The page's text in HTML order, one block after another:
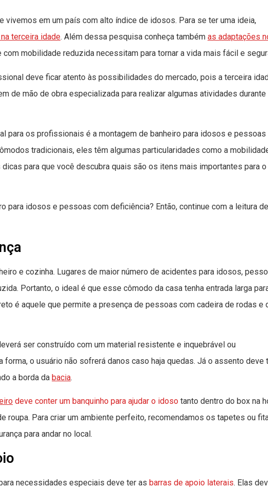
vivemos em um país com alto índice de idosos. Para se ter uma ideia,
terceira idade. Além dessa pesquisa conheça também as adaptações
mobilidade reduzida necessitam para tornar a vida mais fácil e
deve ficar atento às possibilidades do mercado, pois a terceira
de mão de obra especializada para realizar algumas atividades durante
para os profissionais é a montagem de banheiro para idosos e pessoas
tradicionais, eles têm algumas particularidades como a
para que você descubra quais são os itens mais importantes para o
para idosos e pessoas com deficiência? Então, continue com a leitura
e cozinha. Lugares de maior número de acidentes para idosos,
Portanto, o ideal é que esse cômodo da casa tenha entrada larga
é aquele que permite a presença de pessoas com cadeira de rodas e
ser construído com um material resistente e inquebrável ou
o usuário não sofrerá danos caso haja quedas. Já o assento deve
a borda da bacia.
deve conter um banquinho para ajudar o idoso tanto dentro do box na
roupa. Para criar um ambiente perfeito, recomendamos os tapetes ou
para andar no local.
necessidades especiais deve ter as barras de apoio laterais. Elas